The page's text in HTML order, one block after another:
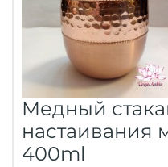
Медный
настаивания
400ml